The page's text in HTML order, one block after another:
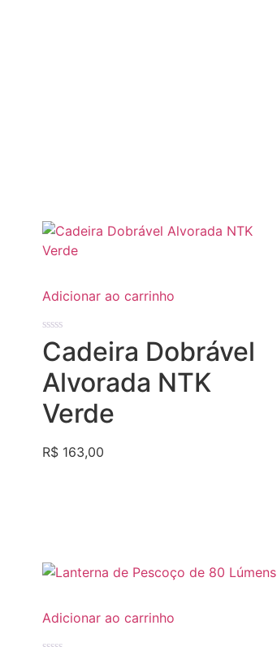
Adicionar ao carrinho
Avaliação
0
de
Cadeira Dobrável
Alvorada NTK
Verde
R$ 163,00
Adicionar ao carrinho